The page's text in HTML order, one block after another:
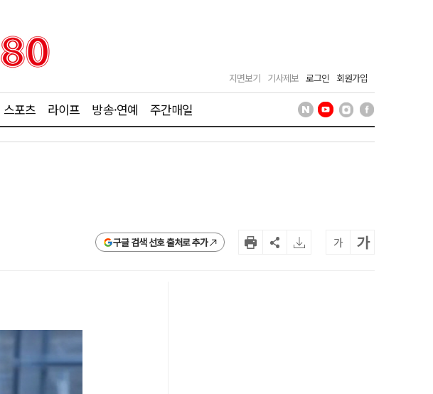
지면보기 기사제보 로그인 회원가입
스포츠 라이프 방송·연예 주간매일
구글 검색 선호 출처로 추가 가 가